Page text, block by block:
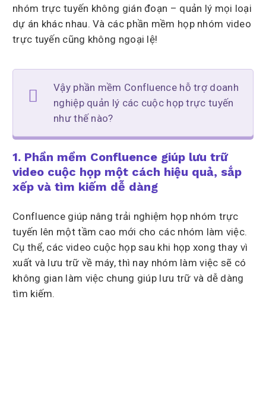
nhóm trực tuyến không gián đoạn – quản lý mọi loại
dự án khác nhau. Và các phần mềm họp nhóm video
trực tuyến cũng không ngoại lệ!
Vậy phần mềm Confluence hỗ trợ doanh
nghiệp quản lý các cuộc họp trực tuyến
như thế nào?
1. Phần mềm Confluence giúp lưu trữ
video cuộc họp một cách hiệu quả, sắp
xếp và tìm kiếm dễ dàng
Confluence giúp nâng trải nghiệm họp nhóm trực
tuyến lên một tầm cao mới cho các nhóm làm việc.
Cụ thể, các video cuộc họp sau khi họp xong thay vì
xuất và lưu trữ về máy, thì nay nhóm làm việc sẽ có
không gian làm việc chung giúp lưu trữ và dễ dàng
tìm kiếm.